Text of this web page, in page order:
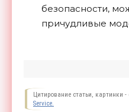
безопасности,
причудливые
Цитирование статьи, картинки
Service.